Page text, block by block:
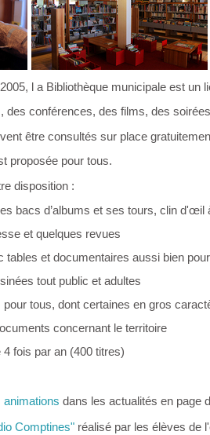
l a Bibliothèque municipale est un
des conférences, des films, des
être consultés sur place
proposée pour tous.
disposition :
bacs d’albums et ses tours, clin d'œil
et quelques revues
tables et documentaires aussi bien
tout public et adultes
tous, dont certaines en gros
concernant le territoire
fois par an (400 titres)
animations dans les actualités en page
Comptines"réalisé par les élèves de